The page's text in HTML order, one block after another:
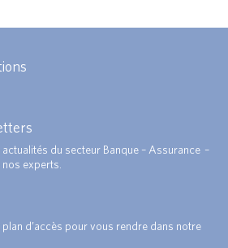
du secteur Banque – Assurance –
nos experts.
d’accès pour vous rendre dans notre